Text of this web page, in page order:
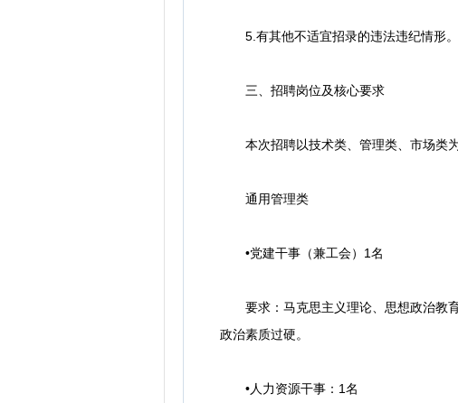
5.有其他不适宜招录的违法违纪情形。
三、招聘岗位及核心要求
本次招聘以技术类、管理类、市场类为
通用管理类
•党建干事（兼工会）1名
要求：马克思主义理论、思想政治教育
政治素质过硬。
•人力资源干事：1名